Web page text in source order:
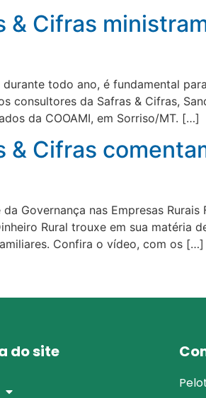
& Cifras
todo ano, é fundamental
consultores da Safras & Cifras,
da COOAMI, em Sorriso/MT. […]
& Cifras
Governança nas Empresas
Rural trouxe em sua matéria
Confira o vídeo, com os […]
do site